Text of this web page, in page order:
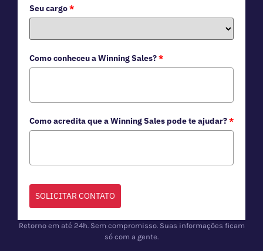
Seu cargo*
Como conheceu a Winning Sales?*
Como acredita que a Winning Sales pode te ajudar?*
SOLICITAR CONTATO
Retorno em até 24h. Sem compromisso. Suas informações ficam
só com a gente.